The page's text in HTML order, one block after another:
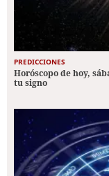
PREDICCIONES
Horóscopo de hoy,
tu signo